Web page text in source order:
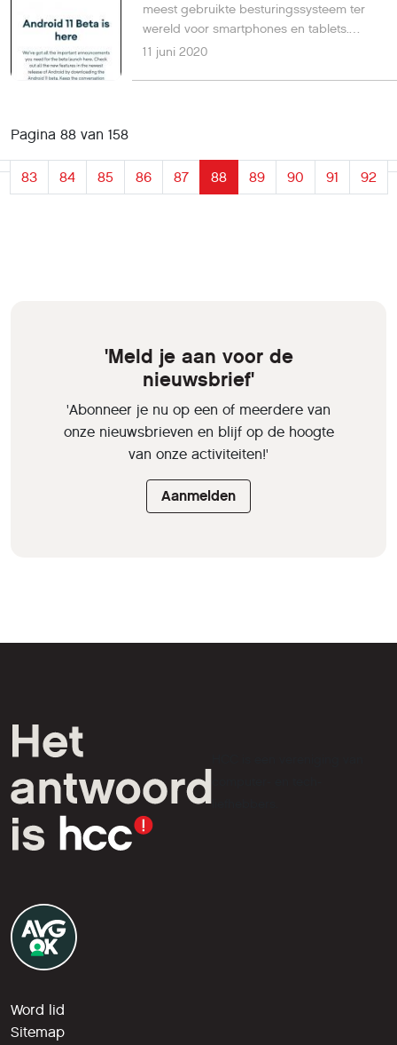
meest gebruikte besturingssysteem ter
wereld voor smartphones en tablets.
Tekst-bubbels, 5G-ondersteuning en
11 juni 2020
Pagina 88 van 158
83 84 85 86 87 88 89 90 91 92
'Meld je aan voor de
nieuwsbrief'
'Abonneer je nu op een of meerdere van
onze nieuwsbrieven en blijf op de hoogte
van onze activiteiten!'
Aanmelden
liefhebbers.
Word lid
Sitemap